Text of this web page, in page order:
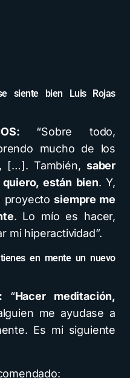
siente bien Luis Rojas
“Sobre todo,
mucho de los
[…]. También, saber
están bien. Y,
proyectosiempre me
. Lo mío es hacer,
mi hiperactividad”.
en mente un nuevo
“Hacer meditación,
me ayudase a
Es mi siguiente